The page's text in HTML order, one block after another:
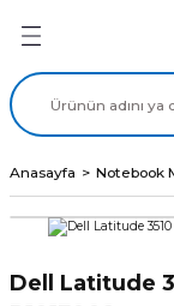
Ekran Panel
Data Kablo
Anasayfa Notebook
Dell Latitude